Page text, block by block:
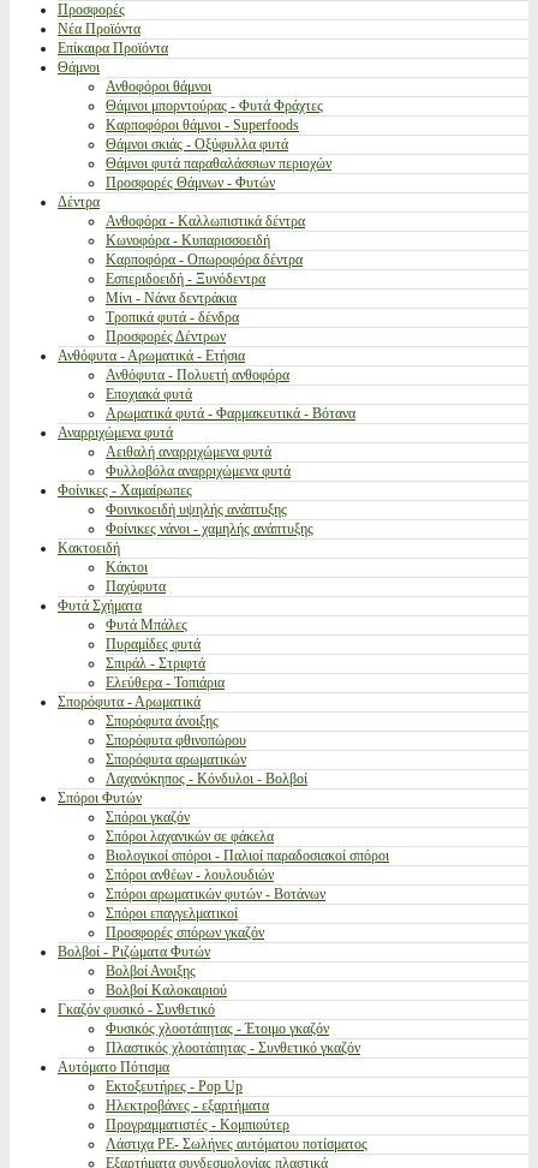
Προσφορές
Νέα Προϊόντα
Επίκαιρα Προϊόντα
Θάμνοι
Ανθοφόροι θάμνοι
Θάμνοι μπορντούρας - Φυτά Φράχτες
Καρποφόροι θάμνοι - Superfoods
Θάμνοι σκιάς - Οξύφυλλα φυτά
Θάμνοι φυτά παραθαλάσσιων περιοχών
Προσφορές Θάμνων - Φυτών
Δέντρα
Ανθοφόρα - Καλλωπιστικά δέντρα
Κωνοφόρα - Κυπαρισσοειδή
Καρποφόρα - Οπωροφόρα δέντρα
Εσπεριδοειδή - Ξυνόδεντρα
Μίνι - Νάνα δεντράκια
Τροπικά φυτά - δένδρα
Προσφορές Δέντρων
Ανθόφυτα - Αρωματικά - Ετήσια
Ανθόφυτα - Πολυετή ανθοφόρα
Εποχιακά φυτά
Αρωματικά φυτά - Φαρμακευτικά - Βότανα
Αναρριχώμενα φυτά
Αειθαλή αναρριχώμενα φυτά
Φυλλοβόλα αναρριχώμενα φυτά
Φοίνικες - Χαμαίρωπες
Φοινικοειδή υψηλής ανάπτυξης
Φοίνικες νάνοι - χαμηλής ανάπτυξης
Κακτοειδή
Κάκτοι
Παχύφυτα
Φυτά Σχήματα
Φυτά Μπάλες
Πυραμίδες φυτά
Σπιράλ - Στριφτά
Ελεύθερα - Τοπιάρια
Σπορόφυτα - Αρωματικά
Σπορόφυτα άνοιξης
Σπορόφυτα φθινοπώρου
Σπορόφυτα αρωματικών
Λαχανόκηπος - Κόνδυλοι - Βολβοί
Σπόροι Φυτών
Σπόροι γκαζόν
Σπόροι λαχανικών σε φάκελα
Βιολογικοί σπόροι - Παλιοί παραδοσιακοί σπόροι
Σπόροι ανθέων - λουλουδιών
Σπόροι αρωματικών φυτών - Βοτάνων
Σπόροι επαγγελματικοί
Προσφορές σπόρων γκαζόν
Βολβοί - Ριζώματα Φυτών
Βολβοί Ανοιξης
Βολβοί Καλοκαιριού
Γκαζόν φυσικό - Συνθετικό
Φυσικός χλοοτάπητας - Έτοιμο γκαζόν
Πλαστικός χλοοτάπητας - Συνθετικό γκαζόν
Αυτόματο Πότισμα
Εκτοξευτήρες - Pop Up
Ηλεκτροβάνες - εξαρτήματα
Προγραμματιστές - Κομπιούτερ
Λάστιχα PE- Σωλήνες αυτόματου ποτίσματος
Εξαρτήματα συνδεσμολογίας πλαστικά